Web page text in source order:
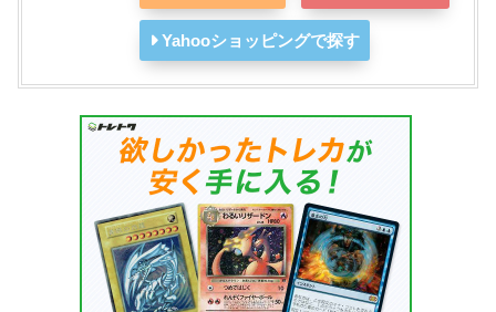
Yahooショッピングで探す